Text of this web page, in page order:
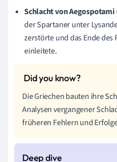
Schlacht von Aegospotami
der Spartaner unter
zerstörte und das Ende
einleitete.
Die Griechen bauten ihre
Analysen vergangener
früheren Fehlern und